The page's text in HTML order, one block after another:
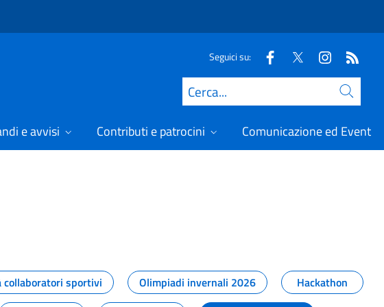
Seguici su:
Cerca
e avvisi Contributi e patrocini Comunicazione ed Eventi
lo sport
collaboratori sportivi Olimpiadi invernali 2026
Hackathon